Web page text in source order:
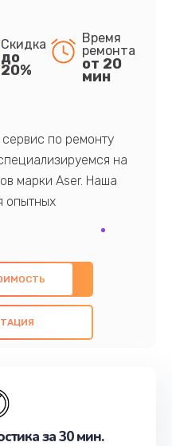
Скидка
до
20%
Время
ремонта
от 20
мин
по ремонту
на
марки Aser. Наша
опытных
знаниями и
ремонт с
компонентов, а
всех
цель - предоставить
записаться на
за 30 мин.